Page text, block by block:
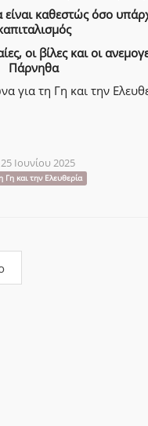
καθεστώς όσο
οι βίλες και οι
Πάρνηθα
για τη Γη και την
25 Ιουνίου 2025
και την Ελευθερία